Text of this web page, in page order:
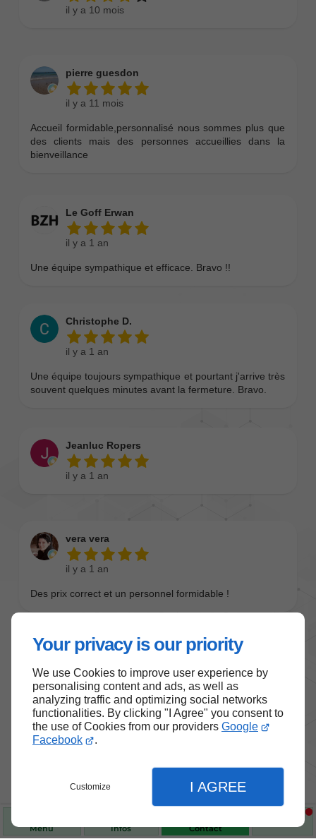
Your privacy is our priority
We use Cookies to improve user experience by
personalising content and ads, as well as
analyzing traffic and optimizing social networks
functionalities. By clicking "I Agree" you consent to
the use of Cookies from our providers Google
Facebook
.
Customize I AGREE
Menu Infos Contact
Nos produits de santé et de